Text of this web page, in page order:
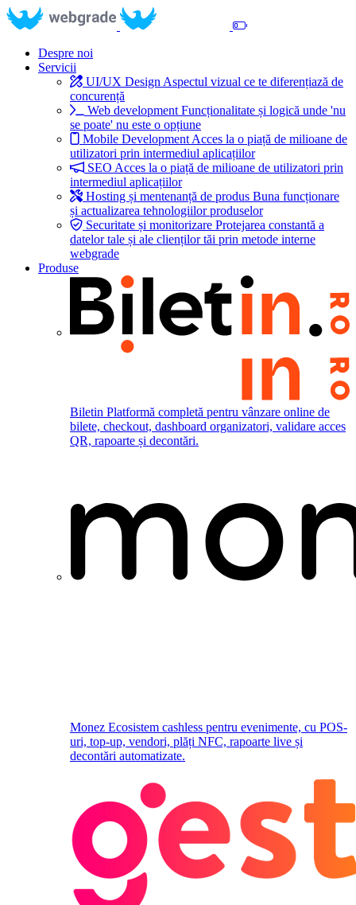
Despre noi
Servicii
UI/UX Design Aspectul vizual ce te diferențiază de
concurență
Web development Funcționalitate și logică unde 'nu
se poate' nu este o opțiune
Mobile Development Acces la o piață de milioane de
utilizatori prin intermediul aplicațiilor
SEO Acces la o piață de milioane de utilizatori prin
intermediul aplicațiilor
Hosting și mentenanță de produs Buna funcționare
și actualizarea tehnologiilor produselor
Securitate și monitorizare Protejarea constantă a
datelor tale și ale clienților tăi prin metode interne
webgrade
Produse
Biletin Platformă completă pentru vânzare online de
bilete, checkout, dashboard organizatori, validare acces
QR, rapoarte și decontări.
Monez Ecosistem cashless pentru evenimente, cu POS-
uri, top-up, vendori, plăți NFC, rapoarte live și
decontări automatizate.